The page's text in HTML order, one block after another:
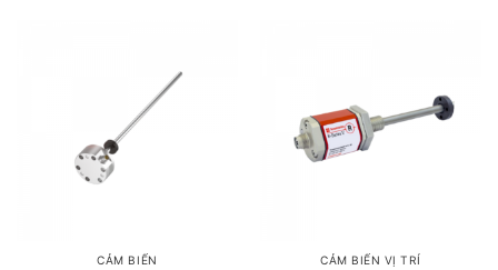
CẢM BIẾN CẢM BIẾN VỊ TRÍ